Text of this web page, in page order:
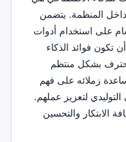
المنظمة. يتضمن
على استخدام أدوات
تكون فوائد الذكاء
بشكل منتظم
زملائه على فهم
لتعزيز عملهم.
الابتكار والتحسين